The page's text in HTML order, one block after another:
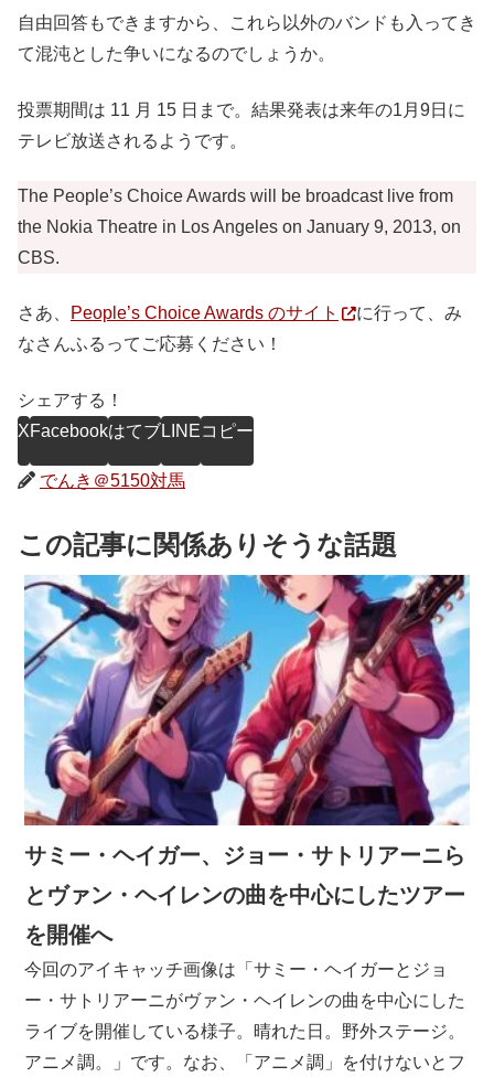
自由回答もできますから、これら以外のバンドも入ってき
て混沌とした争いになるのでしょうか。
投票期間は 11 月 15 日まで。結果発表は来年の1月9日に
テレビ放送されるようです。
The People’s Choice Awards will be broadcast live from
the Nokia Theatre in Los Angeles on January 9, 2013, on
CBS.
さあ、 People’s Choice Awards のサイト
に行って、み
なさんふるってご応募ください！
シェアする！
XFacebookはてブLINEコピー
でんき＠5150対馬
この記事に関係ありそうな話題
サミー・ヘイガー、ジョー・サトリアーニら
とヴァン・ヘイレンの曲を中心にしたツアー
を開催へ
今回のアイキャッチ画像は「サミー・ヘイガーとジョ
ー・サトリアーニがヴァン・ヘイレンの曲を中心にした
ライブを開催している様子。晴れた日。野外ステージ。
アニメ調。」です。なお、「アニメ調」を付けないとフ